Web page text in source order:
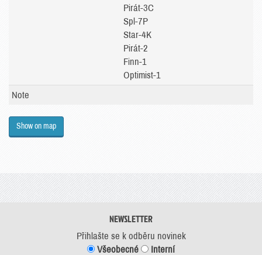
Pirát-3C
Spl-7P
Star-4K
Pirát-2
Finn-1
Optimist-1
Note
Show on map
NEWSLETTER
Přihlašte se k odběru novinek
Všeobecné
Interní